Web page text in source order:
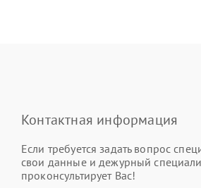
Контактная информация
Если требуется задать вопрос
свои данные и дежурный
проконсультирует Вас!